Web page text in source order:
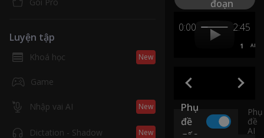
Luyện tập
Khoá học New
Game
Nhập vai AI New
Dictation - Shadow New
đoạn
0:00
2:45
1 AB
Phụ
đề
Phụ
đề
AI